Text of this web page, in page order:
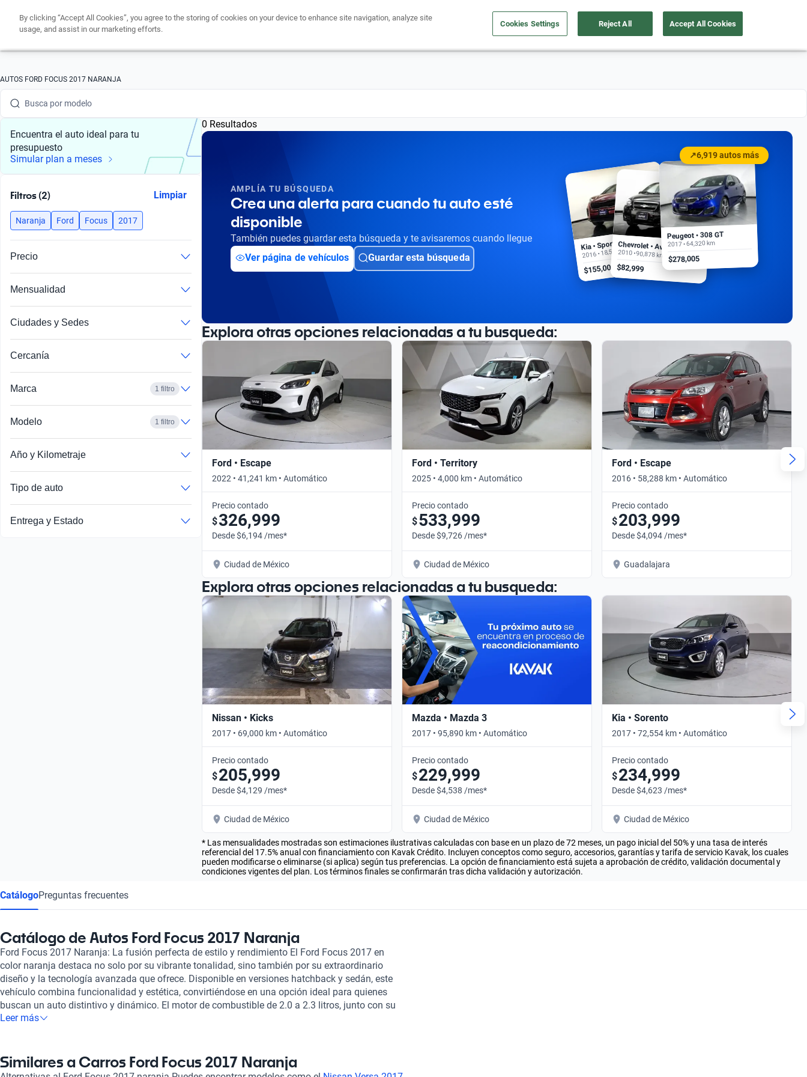
Compra un auto Vende tu auto Cuida tu auto Nosotros Ubicación
AUTOS FORD FOCUS 2017 NARANJA
Busca por marca
Busca por modelo
Busca por versión
Busca por año
Busca por modelo
Busca por año
Encuentra el auto ideal para tu
presupuesto
Simular plan a meses
Filtros (2) Limpiar
Naranja Ford Focus 2017
Precio
Mensualidad
Ciudades y Sedes
Cercanía
Marca 1 filtro
Modelo 1 filtro
Año y Kilometraje
Tipo de auto
Entrega y Estado
0 Resultados
AMPLÍA TU BÚSQUEDA
Crea una alerta para cuando tu auto esté
disponible
También puedes guardar esta búsqueda y te avisaremos cuando llegue
Ver página de vehículos
Guardar esta búsqueda
↗6,919 autos más
Kia • Sportage EX
2016 • 18,500 km
$155,000
Chevrolet • Aveo
2010 • 90,878 km
$82,999
Peugeot • 308 GT
2017 • 64,320 km
$278,005
Explora otras opciones relacionadas a tu busqueda:
Ford • Escape
2022 • 41,241 km • Automático
Precio contado
$326,999
Desde $6,194 /mes*
Ciudad de México
Ford • Territory
2025 • 4,000 km • Automático
Precio contado
$533,999
Desde $9,726 /mes*
Ciudad de México
Ford • Escape
2016 • 58,288 km • Automático
Precio contado
$203,999
Desde $4,094 /mes*
Guadalajara
Explora otras opciones relacionadas a tu busqueda:
Nissan • Kicks
2017 • 69,000 km • Automático
Precio contado
$205,999
Desde $4,129 /mes*
Ciudad de México
Mazda • Mazda 3
2017 • 95,890 km • Automático
Precio contado
$229,999
Desde $4,538 /mes*
Ciudad de México
Kia • Sorento
2017 • 72,554 km • Automático
Precio contado
$234,999
Desde $4,623 /mes*
Ciudad de México
* Las mensualidades mostradas son estimaciones ilustrativas calculadas con base en un plazo de 72 meses, un pago inicial del 50% y una tasa de interés
referencial del 17.5% anual con financiamiento con Kavak Crédito. Incluyen conceptos como seguro, accesorios, garantías y tarifa de servicio Kavak, los cuales
pueden modificarse o eliminarse (si aplica) según tus preferencias. La opción de financiamiento está sujeta a aprobación de crédito, validación documental y
condiciones vigentes del plan. Los términos finales se confirmarán tras dicha validación y autorización.
CatálogoPreguntas frecuentes
Catálogo de Autos Ford Focus 2017 Naranja
Ford Focus 2017 Naranja: La fusión perfecta de estilo y rendimiento El Ford Focus 2017 en
color naranja destaca no solo por su vibrante tonalidad, sino también por su extraordinario
diseño y la tecnología avanzada que ofrece. Disponible en versiones hatchback y sedán, este
vehículo combina funcionalidad y estética, convirtiéndose en una opción ideal para quienes
buscan un auto distintivo y dinámico. El motor de combustible de 2.0 a 2.3 litros, junto con su
transmisión automática y manual, proporciona un desempeño impresionante, alcanzando
en cada trayecto. Además, cuenta con una economía de combustible que va de 5.4 a 7.5 litros
cada 100 km, lo que lo convierte en una opción eficiente y amigable con tu bolsillo. Su
Leer más
Similares a Carros Ford Focus 2017 Naranja
By clicking “Accept All Cookies”, you agree to the storing of cookies on your device to enhance site navigation, analyze site
usage, and assist in our marketing efforts.
Cookies Settings Reject All Accept All Cookies